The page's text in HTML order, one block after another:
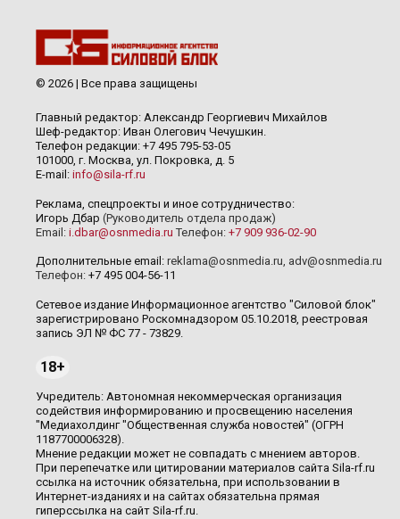
© 2026 | Все права защищены
Главный редактор: Александр Георгиевич Михайлов
Шеф-редактор: Иван Олегович Чечушкин.
Телефон редакции: +7 495 795-53-05
101000, г. Москва, ул. Покровка, д. 5
E-mail: info@sila-rf.ru
Реклама, спецпроекты и иное сотрудничество:
Игорь Дбар (Руководитель отдела продаж)
Email: i.dbar@osnmedia.ru Телефон: +7 909 936-02-90
Дополнительные email: reklama@osnmedia.ru, adv@osnmedia.ru
Телефон: +7 495 004-56-11
Сетевое издание Информационное агентство "Силовой блок"
зарегистрировано Роскомнадзором 05.10.2018, реестровая
запись ЭЛ № ФС 77 - 73829.
18+
Учредитель: Автономная некоммерческая организация
содействия информированию и просвещению населения
"Медиахолдинг "Общественная служба новостей" (ОГРН
1187700006328).
Мнение редакции может не совпадать с мнением авторов.
При перепечатке или цитировании материалов сайта Sila-rf.ru
ссылка на источник обязательна, при использовании в
Интернет-изданиях и на сайтах обязательна прямая
гиперссылка на сайт Sila-rf.ru.